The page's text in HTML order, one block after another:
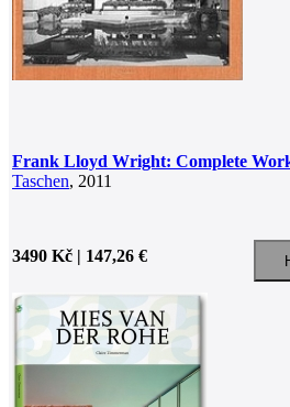
Frank Lloyd Wright: Complete
Taschen, 2011
3490 Kč | 147,26 €